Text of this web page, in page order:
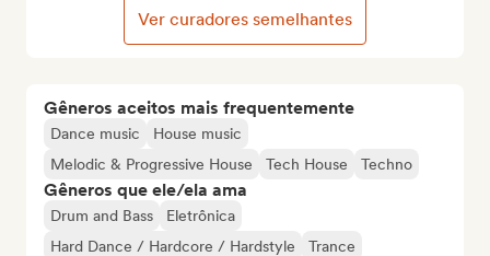
Gêneros aceitos mais frequentemente
Dance music
House music
Melodic & Progressive House
Tech House Techno
Gêneros que ele/ela ama
Drum and Bass
Eletrônica
Hard Dance / Hardcore / Hardstyle
Trance
Ver curadores semelhantes